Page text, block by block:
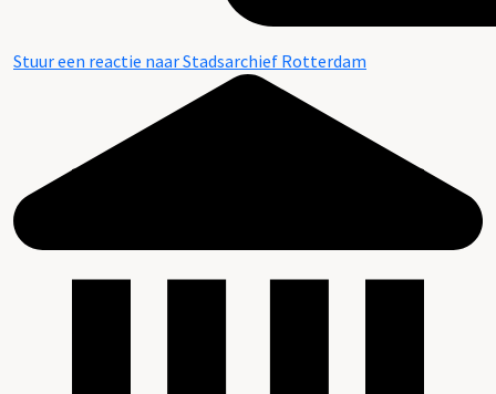
Stuur een reactie naar Stadsarchief Rotterdam